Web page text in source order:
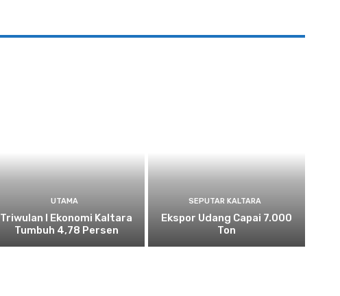
UTAMA
Triwulan I Ekonomi Kaltara
Tumbuh 4,78 Persen
SEPUTAR KALTARA
Ekspor Udang Capai 7.000
Ton